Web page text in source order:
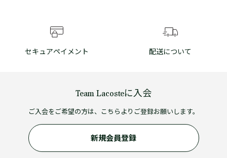
セキュアペイメント 配送について
Team Lacosteに入会
ご入会をご希望の方は、こちらよりご登録お願いします。
新規会員登録